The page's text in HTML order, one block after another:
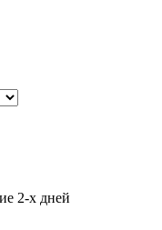
2-х дней